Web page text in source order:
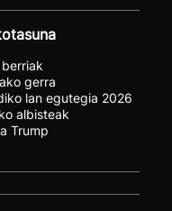
gerra
lan egutegia 2026
albisteak
Trump